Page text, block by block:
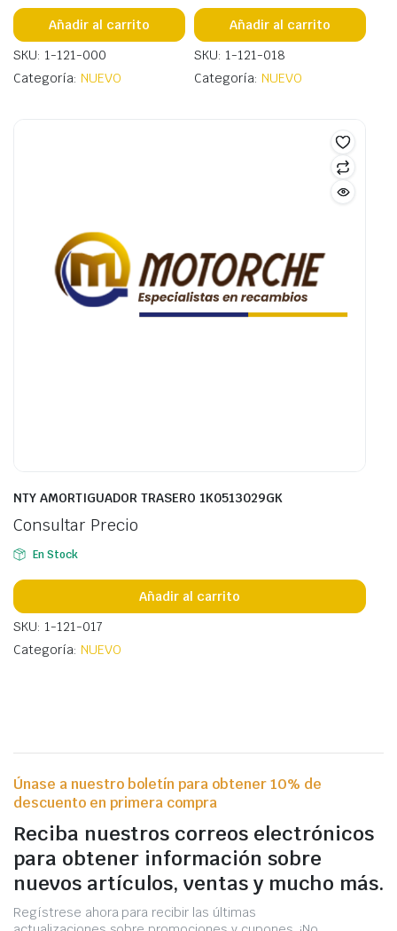
Añadir al carrito
SKU: 1-121-000
Categoría: NUEVO
Añadir al carrito
SKU: 1-121-018
Categoría: NUEVO
NTY AMORTIGUADOR TRASERO 1K0513029GK
Consultar Precio
En Stock
Añadir al carrito
SKU: 1-121-017
Categoría: NUEVO
Únase a nuestro boletín para obtener 10% de
descuento en primera compra
Reciba nuestros correos electrónicos
para obtener información sobre
nuevos artículos, ventas y mucho más.
Regístrese ahora para recibir las últimas